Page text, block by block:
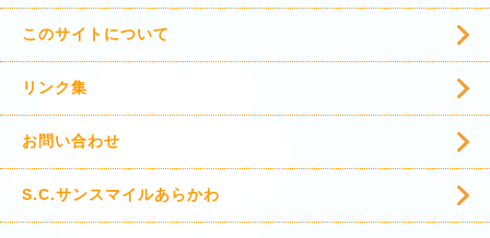
このサイトについて
リンク集
お問い合わせ
S.C.サンスマイルあらかわ